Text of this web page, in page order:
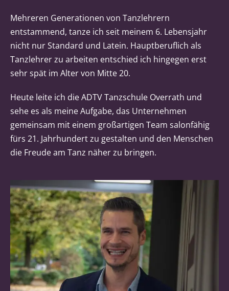
Mehreren Generationen von Tanzlehrern
entstammend, tanze ich seit meinem 6. Lebensjahr
nicht nur Standard und Latein. Hauptberuflich als
Tanzlehrer zu arbeiten entschied ich hingegen erst
sehr spät im Alter von Mitte 20.
Heute leite ich die ADTV Tanzschule Overrath und
sehe es als meine Aufgabe, das Unternehmen
gemeinsam mit einem großartigen Team salonfähig
fürs 21. Jahrhundert zu gestalten und den Menschen
die Freude am Tanz näher zu bringen.